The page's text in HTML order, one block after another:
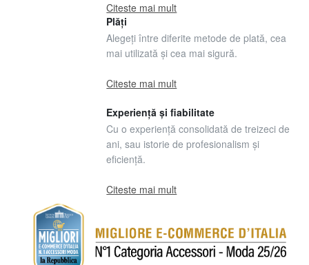
Citeste mai mult
Plăți
Alegeți între diferite metode de plată, cea
mai utilizată și cea mai sigură.
Citeste mai mult
Experiență și fiabilitate
Cu o experiență consolidată de treizeci de
ani, sau istorie de profesionalism și
eficiență.
Citeste mai mult